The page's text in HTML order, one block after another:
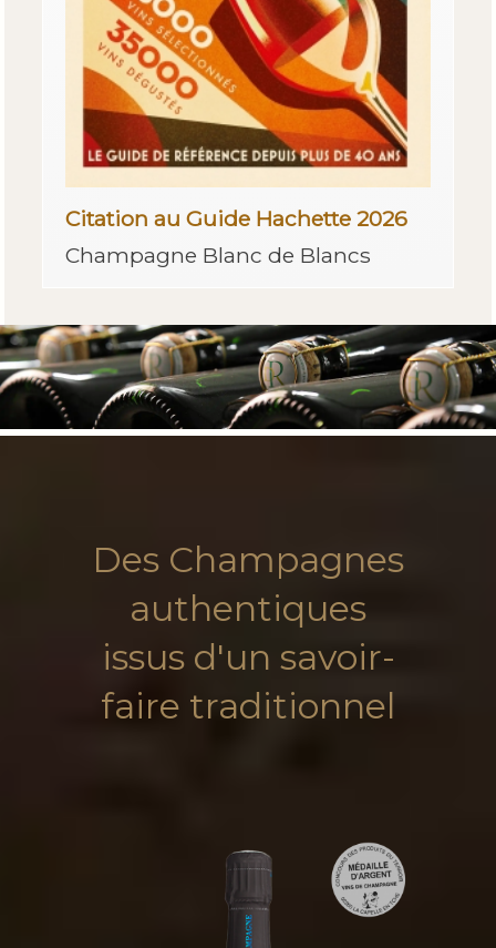
Citation au Guide Hachette 2026
Champagne Blanc de Blancs
Des Champagnes
authentiques
issus d'un savoir-
faire traditionnel